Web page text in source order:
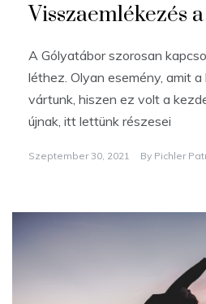
Visszaemlékezés
A Gólyatábor szorosan
léthez. Olyan esemény, amit
vártunk, hiszen ez volt a
újnak, itt lettünk részesei
Szeptember 30, 2021 By Pichler